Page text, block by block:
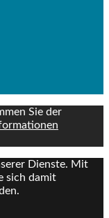
Sie der
Dienste. Mit
sich damit